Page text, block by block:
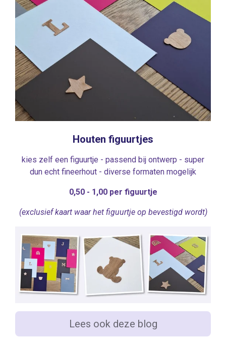
Houten figuurtjes
kies zelf een figuurtje - passend bij ontwerp - super
dun echt fineerhout - diverse formaten mogelijk
0,50 - 1,00 per figuurtje
(exclusief kaart waar het figuurtje op bevestigd wordt)
Lees ook deze blog